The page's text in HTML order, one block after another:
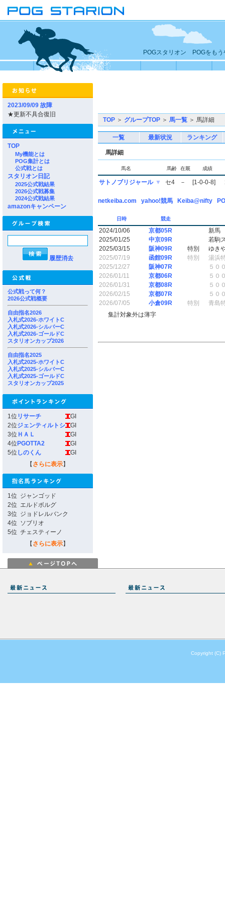
POGスタリオン POGをもう
2023/09/09 故障
★更新不具合復旧
TOP
My機能とは
POG集計とは
公式戦とは
スタリオン日記
2025公式戦結果
2026公式戦募集
2024公式戦結果
amazonキャンペーン
履歴消去
公式戦って何？
2026公式戦概要
自由指名2026
入札式2026-ホワイトC
入札式2026-シルバーC
入札式2026-ゴールドC
スタリオンカップ2026
自由指名2025
入札式2025-ホワイトC
入札式2025-シルバーC
入札式2025-ゴールドC
スタリオンカップ2025
1位 リサーチ
GI
2位ジェンティルトシ
GI
3位 ＨＡＬ
GI
4位 PGOTTA2
GI
5位 しのくん
GI
【 さらに表示】
1位 ジャンゴッド
2位 エルドボルグ
3位 ジョドレルバンク
4位 ソブリオ
5位 チェスティーノ
【 さらに表示】
TOP ＞ グループTOP ＞ 馬一覧 ＞ 馬詳細
一覧 最新状況 ランキング
馬詳細
馬名 馬齢 在厩 成績
サトノブリジャール ▼ セ4 － [1-0-0-8]
netkeiba.com yahoo!競馬 Keiba@nifty
日時 競走
2024/10/06 京都05R
新馬
2025/01/25
中京09R
若駒
2025/03/15
阪神09R 特別
ゆき
2025/07/19
函館09R 特別
湯浜
2025/12/27
阪神07R
５０
2026/01/11
京都06R
５０
2026/01/31
京都08R
５０
2026/02/15
京都07R
５０
2026/07/05
小倉09R 特別
青島
集計対象外は薄字
Copyright (C)